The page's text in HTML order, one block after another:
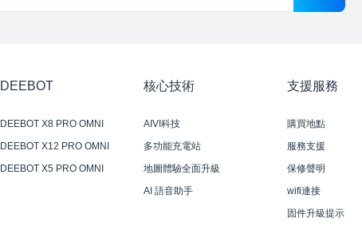
DEEBOT
DEEBOT X8 PRO OMNI
DEEBOT X12 PRO OMNI
DEEBOT X5 PRO OMNI
核心技術
AIVI科技
多功能充電站
地圖體驗全面升級
AI 語音助手
支援服務
購買地點
服務支援
保修聲明
wifi連接
固件升級提示